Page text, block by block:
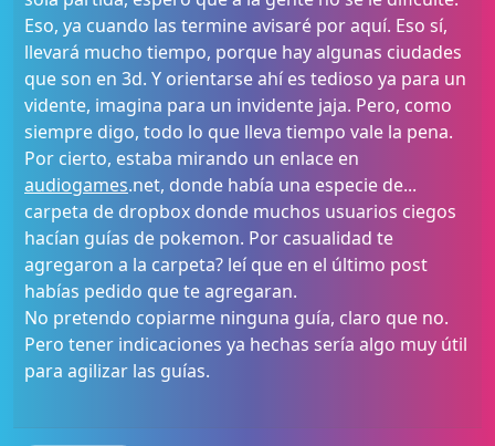
Eso, ya cuando las termine avisaré por aquí. Eso sí,
llevará mucho tiempo, porque hay algunas ciudades
que son en 3d. Y orientarse ahí es tedioso ya para un
vidente, imagina para un invidente jaja. Pero, como
siempre digo, todo lo que lleva tiempo vale la pena.
Por cierto, estaba mirando un enlace en
audiogames.net, donde había una especie de...
carpeta de dropbox donde muchos usuarios ciegos
hacían guías de pokemon. Por casualidad te
agregaron a la carpeta? leí que en el último post
habías pedido que te agregaran.
No pretendo copiarme ninguna guía, claro que no.
Pero tener indicaciones ya hechas sería algo muy útil
para agilizar las guías.